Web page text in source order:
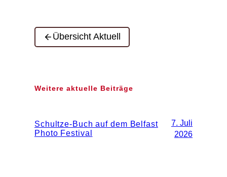
Übersicht Aktuell
Weitere aktuelle Beiträge
Schultze-Buch auf dem Belfast
Photo Festival
7. Juli
2026